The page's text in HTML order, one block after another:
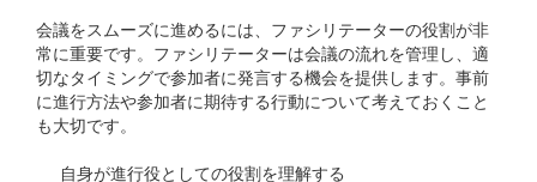
会議をスムーズに進めるには、ファシリテーターの役割が非
常に重要です。ファシリテーターは会議の流れを管理し、適
切なタイミングで参加者に発言する機会を提供します。事前
に進行方法や参加者に期待する行動について考えておくこと
も大切です。
自身が進行役としての役割を理解する